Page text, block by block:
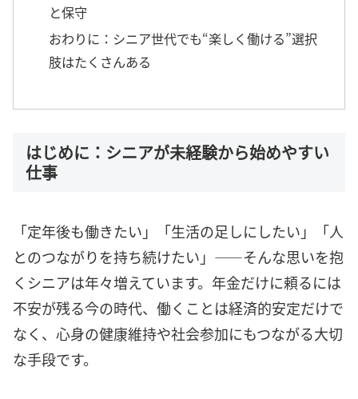
と保守
おわりに：シニア世代でも“楽しく働ける”選択
肢はたくさんある
はじめに：シニアが未経験から始めやすい
仕事
「定年後も働きたい」「生活の足しにしたい」「人
とのつながりを持ち続けたい」——そんな思いを抱
くシニアは年々増えています。年金だけに頼るには
不安が残る今の時代、働くことは経済的安定だけで
なく、心身の健康維持や社会参加にもつながる大切
な手段です。